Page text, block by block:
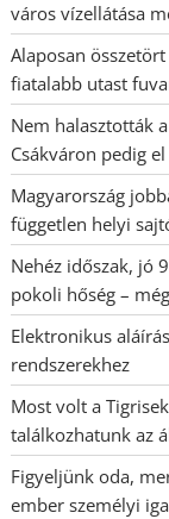
város vízellátása
Alaposan
fiatalabb utast
Nem halasztották
Csákváron pedig
Magyarország
független helyi
Nehéz időszak, jó
pokoli hőség –
Elektronikus
rendszerekhez
Most volt a
találkozhatunk az
Figyeljünk oda,
ember személyi